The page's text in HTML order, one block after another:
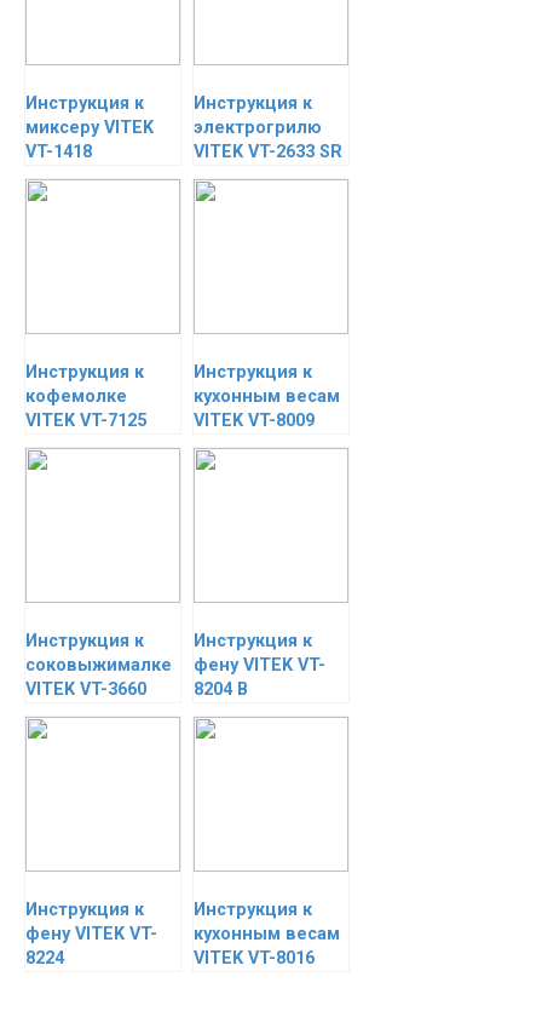
Инструкция к
миксеру VITEK
VT-1418
Инструкция к
электрогрилю
VITEK VT-2633 SR
Инструкция к
кофемолке
VITEK VT-7125
Инструкция к
кухонным весам
VITEK VT-8009
Инструкция к
соковыжималке
VITEK VT-3660
Инструкция к
фену VITEK VT-
8204 B
Инструкция к
фену VITEK VT-
8224
Инструкция к
кухонным весам
VITEK VT-8016